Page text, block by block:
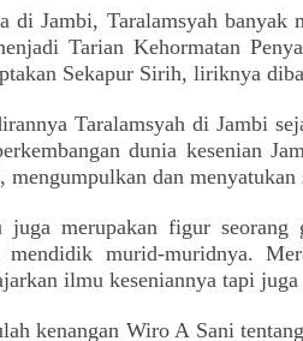
di Jambi, Taralamsyah banyak
Tarian Kehormatan
Sekapur Sirih, liriknya
Taralamsyah di Jambi
dunia kesenian
mengumpulkan dan
juga merupakan figur seorang
mendidik murid-muridnya.
ilmu keseniannya tapi
kenangan Wiro A Sani